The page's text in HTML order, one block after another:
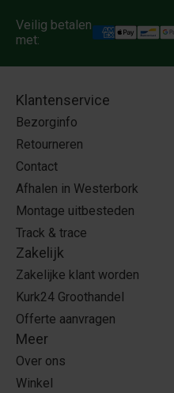
Veilig betalen
met:
Klantenservice
Bezorginfo
Retourneren
Contact
Afhalen in Westerbork
Montage uitbesteden
Track & trace
Zakelijk
Zakelijke klant worden
Kurk24 Groothandel
Offerte aanvragen
Meer
Over ons
Winkel